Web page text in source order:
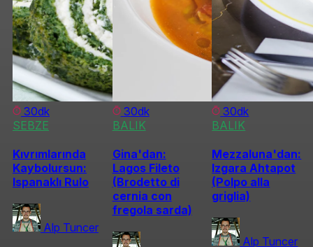
30dk
SEBZE
Kıvrımlarında
Kaybolursun:
Ispanaklı Rulo
Alp Tuncer
30dk
BALIK
Gina'dan:
Lagos Fileto
(Brodetto di
cernia con
fregola sarda)
30dk
BALIK
Mezzaluna'dan:
Izgara Ahtapot
(Polpo alla
griglia)
Alp Tuncer